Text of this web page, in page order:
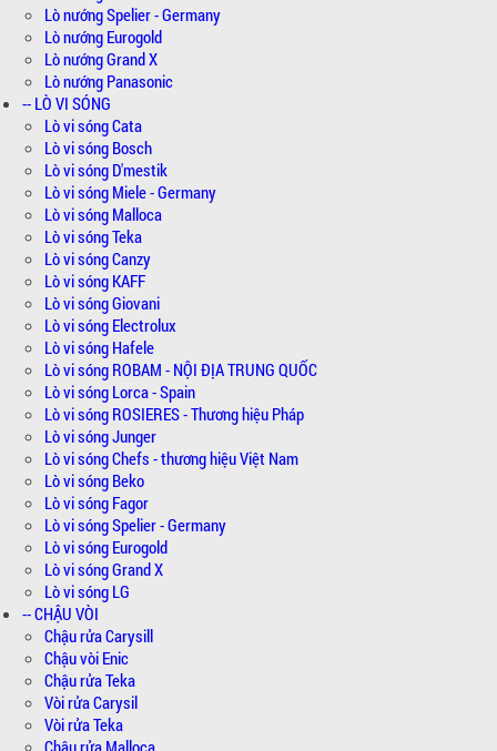
Lò nướng Spelier - Germany
Lò nướng Eurogold
Lò nướng Grand X
Lò nướng Panasonic
-- LÒ VI SÓNG
Lò vi sóng Cata
Lò vi sóng Bosch
Lò vi sóng D'mestik
Lò vi sóng Miele - Germany
Lò vi sóng Malloca
Lò vi sóng Teka
Lò vi sóng Canzy
Lò vi sóng KAFF
Lò vi sóng Giovani
Lò vi sóng Electrolux
Lò vi sóng Hafele
Lò vi sóng ROBAM - NỘI ĐỊA TRUNG QUỐC
Lò vi sóng Lorca - Spain
Lò vi sóng ROSIERES - Thương hiệu Pháp
Lò vi sóng Junger
Lò vi sóng Chefs - thương hiệu Việt Nam
Lò vi sóng Beko
Lò vi sóng Fagor
Lò vi sóng Spelier - Germany
Lò vi sóng Eurogold
Lò vi sóng Grand X
Lò vi sóng LG
-- CHẬU VÒI
Chậu rửa Carysill
Chậu vòi Enic
Chậu rửa Teka
Vòi rửa Carysil
Vòi rửa Teka